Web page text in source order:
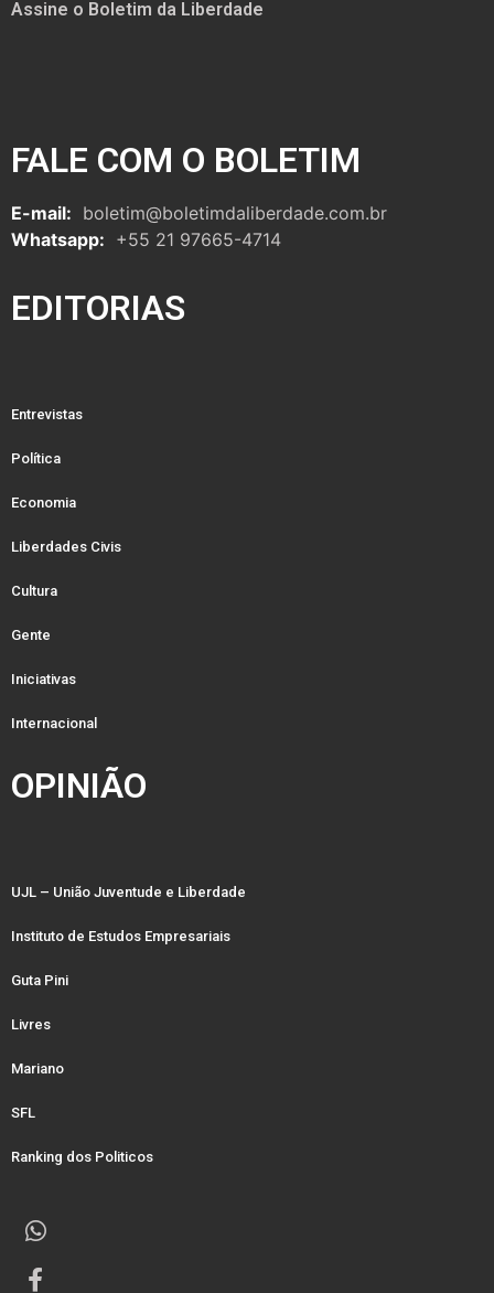
Assine o Boletim da Liberdade
FALE COM O BOLETIM
E-mail: boletim@boletimdaliberdade.com.br
Whatsapp: +55 21 97665-4714
EDITORIAS
Entrevistas
Política
Economia
Liberdades Civis
Cultura
Gente
Iniciativas
Internacional
OPINIÃO
UJL – União Juventude e Liberdade
Instituto de Estudos Empresariais
Guta Pini
Livres
Mariano
SFL
Ranking dos Politicos